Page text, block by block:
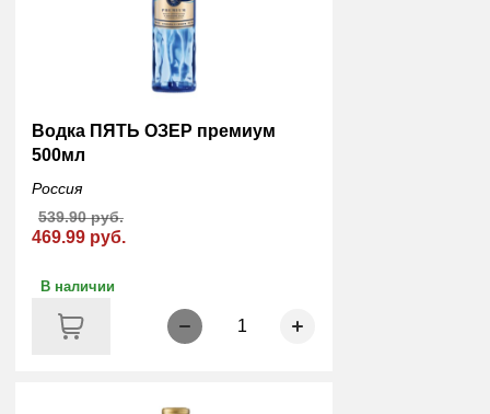
Водка ПЯТЬ ОЗЕР премиум
500мл
Россия
469.99 руб.
539.90 руб.
В наличии
1